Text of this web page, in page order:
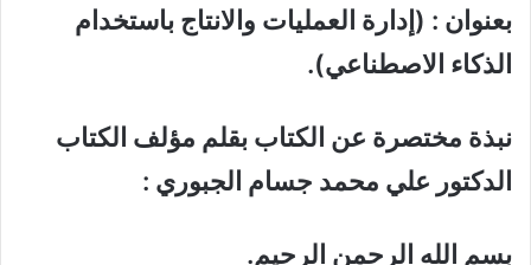
بعنوان : (إدارة العمليات والانتاج باستخدام
الذكاء الاصطناعي).
نبذة مختصرة عن الكتاب بقلم مؤلف الكتاب
الدكتور علي محمد جسام الجبوري :
بسم الله الرحمن الرحيم.